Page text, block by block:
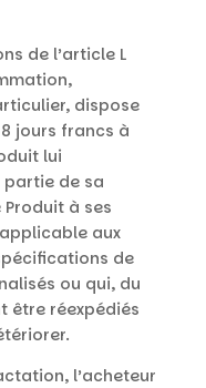
de l’article L
dispose
jours francs à
lui
de sa
à ses
aux
de
ou qui, du
être réexpédiés
l’acheteur